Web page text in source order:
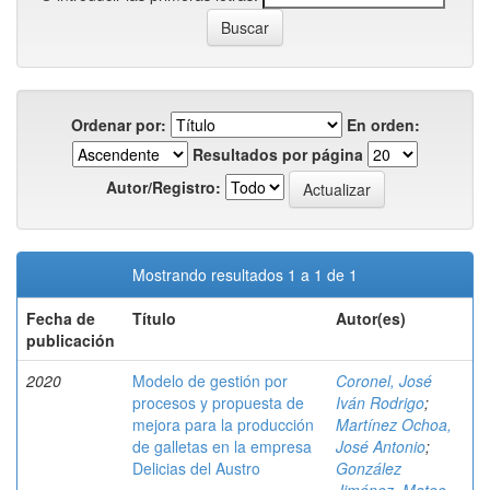
Ordenar por:
En orden:
Resultados por página
Autor/Registro:
Mostrando resultados 1 a 1 de 1
Fecha de
publicación
Título Autor(es)
2020
Modelo de gestión por
procesos y propuesta de
mejora para la producción
de galletas en la empresa
Delicias del Austro
Coronel, José
Iván Rodrigo;
Martínez Ochoa,
José Antonio;
González